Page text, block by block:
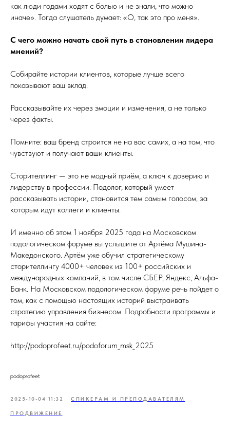
как люди годами ходят с болью и не знали, что можно
иначе». Тогда слушатель думает: «О, так это про меня».
С чего можно начать свой путь в становлении лидера
мнений?
Собирайте истории клиентов, которые лучше всего
показывают ваш вклад.
Рассказывайте их через эмоции и изменения, а не только
через факты.
Помните: ваш бренд строится не на вас самих, а на том, что
чувствуют и получают ваши клиенты.
Сторителлинг — это не модный приём, а ключ к доверию и
лидерству в профессии. Подолог, который умеет
рассказывать истории, становится тем самым голосом, за
которым идут коллеги и клиенты.
И именно об этом 1 ноября 2025 года на Московском
подологическом форуме вы услышите от Артёма Мушина-
Македонского. Артём уже обучил стратегическому
сторителлингу 4000+ человек из 100+ российских и
международных компаний, в том числе СБЕР, Яндекс, Альфа-
Банк. На Московском подологическом форуме речь пойдет о
том, как с помощью настоящих историй выстраивать
стратегию управления бизнесом. Подробности программы и
тарифы участия на сайте:
http://podoprofeet.ru/podoforum_msk_2025
podoprofeet
2025-10-04 11:32 СПИКЕРАМ И ПРЕПОДАВАТЕЛЯМ
ПРОДВИЖЕНИЕ